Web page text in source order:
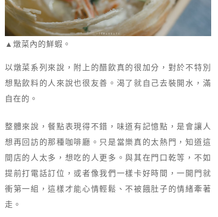
▲燉菜內的鮮蝦。
以燉菜系列來說，附上的醋飲真的很加分，對於不特別
想點飲料的人來說也很友善。渴了就自己去裝開水，滿
自在的。
整體來說，餐點表現得不錯，味道有記憶點，是會讓人
想再回訪的那種咖啡廳。只是當樂真的太熱門，知道這
間店的人太多，想吃的人更多。與其在門口乾等，不如
提前打電話訂位，或者像我們一樣卡好時間，一開門就
衝第一組，這樣才能心情輕鬆、不被餓肚子的情緒牽著
走。